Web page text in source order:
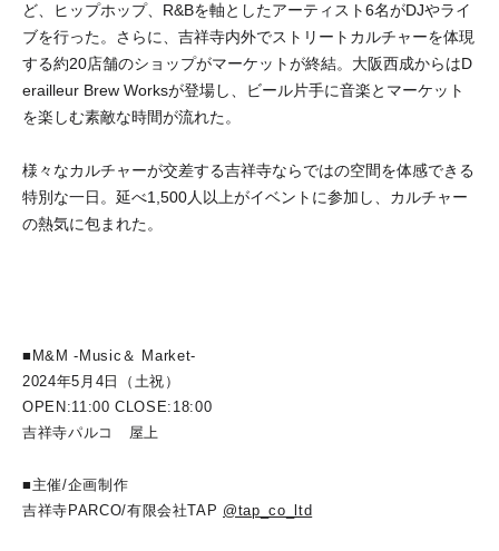
ど、ヒップホップ、R&Bを軸としたアーティスト6名がDJやライ
ブを行った。さらに、吉祥寺内外でストリートカルチャーを体現
する約20店舗のショップがマーケットが終結。大阪西成からはD
erailleur Brew Worksが登場し、ビール片手に音楽とマーケット
を楽しむ素敵な時間が流れた。
様々なカルチャーが交差する吉祥寺ならではの空間を体感できる
特別な一日。延べ1,500人以上がイベントに参加し、カルチャー
の熱気に包まれた。
■M&M -Music＆ Market-
2024年5月4日（土祝）
OPEN:11:00 CLOSE:18:00
吉祥寺パルコ 屋上
■主催/企画制作
吉祥寺PARCO/有限会社TAP @tap_co_ltd